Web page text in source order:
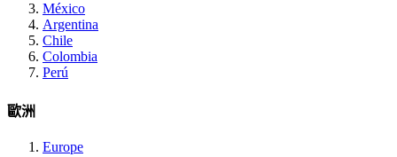
México
Argentina
Chile
Colombia
Perú
歐洲
Europe